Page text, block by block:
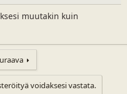
muutakin kuin
voidaksesi vastata.